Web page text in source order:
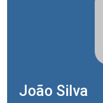
João Silva